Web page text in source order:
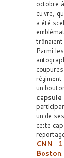
octobre à
cuivre,
a été
trônaient
Parmi
régiment
un
capsule
un de
cette
CNN :
Boston.